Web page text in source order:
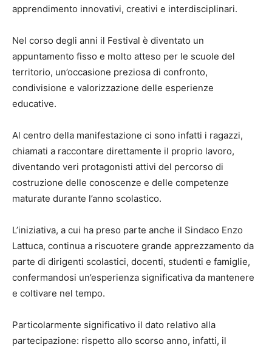
apprendimento innovativi, creativi e interdisciplinari.
Nel corso degli anni il Festival è diventato un
appuntamento fisso e molto atteso per le scuole del
territorio, un’occasione preziosa di confronto,
condivisione e valorizzazione delle esperienze
educative.
Al centro della manifestazione ci sono infatti i ragazzi,
chiamati a raccontare direttamente il proprio lavoro,
diventando veri protagonisti attivi del percorso di
costruzione delle conoscenze e delle competenze
maturate durante l’anno scolastico.
L’iniziativa, a cui ha preso parte anche il Sindaco Enzo
Lattuca, continua a riscuotere grande apprezzamento da
parte di dirigenti scolastici, docenti, studenti e famiglie,
confermandosi un’esperienza significativa da mantenere
e coltivare nel tempo.
Particolarmente significativo il dato relativo alla
partecipazione: rispetto allo scorso anno, infatti, il